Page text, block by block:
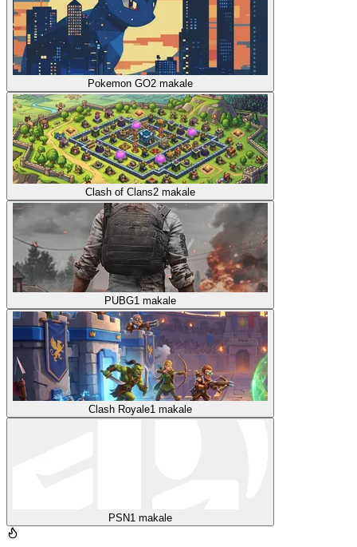
Pokemon GO2 makale
Clash of Clans2 makale
PUBG1 makale
Clash Royale1 makale
PSN1 makale